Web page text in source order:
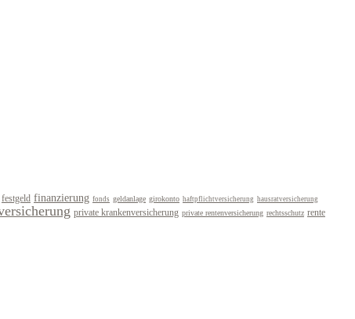
festgeld finanzierung fonds geldanlage girokonto haftpflichtversicherung hausratversicherung
private krankenversicherung private rentenversicherung rechtsschutz rente